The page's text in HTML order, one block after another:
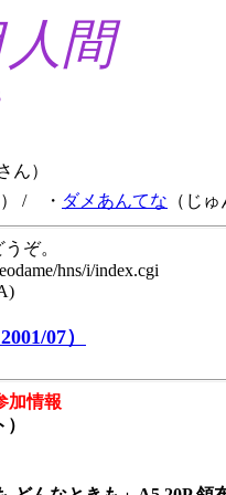
間
ん）
/ ・ ダメあんてな （じ
ぞ。
hns/i/index.cgi
07）
加情報